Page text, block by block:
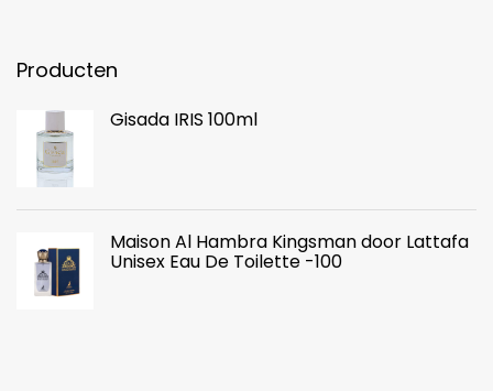
Producten
Gisada IRIS 100ml
Maison Al Hambra Kingsman door Lattafa
Unisex Eau De Toilette -100